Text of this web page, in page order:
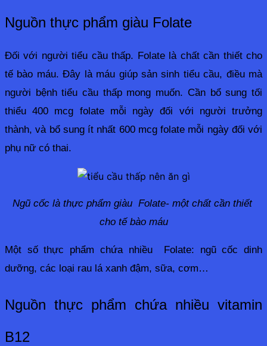
Nguồn thực phẩm giàu Folate
Đối với người tiểu cầu thấp. Folate là chất cần thiết cho
tế bào máu. Đây là máu giúp sản sinh tiểu cầu, điều mà
người bệnh tiểu cầu thấp mong muốn. Cần bổ sung tối
thiểu 400 mcg folate mỗi ngày đối với người trưởng
thành, và bổ sung ít nhất 600 mcg folate mỗi ngày đối với
phụ nữ có thai.
Ngũ cốc là thực phẩm giàu  Folate- một chất cần thiết
cho tế bào máu
Một số thực phẩm chứa nhiều  Folate: ngũ cốc dinh
dưỡng, các loại rau lá xanh đậm, sữa, cơm…
Nguồn thực phẩm chứa nhiều vitamin
B12